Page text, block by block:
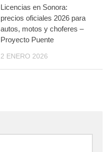
Licencias en Sonora:
precios oficiales 2026 para
autos, motos y choferes –
Proyecto Puente
2 ENERO 2026